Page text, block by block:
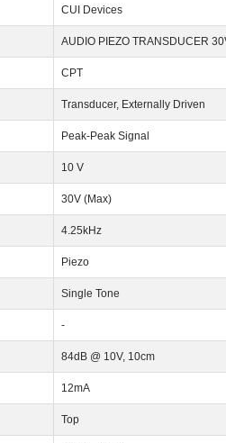
CUI Devices
AUDIO PIEZO TRANSDUCER
CPT
Transducer, Externally Driven
Peak-Peak Signal
10 V
30V (Max)
4.25kHz
Piezo
Single Tone
-
84dB @ 10V, 10cm
12mA
Top